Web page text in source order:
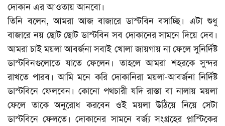
দোকান এর আওতায় আনবো।
তিনি বলেন, আমরা আজ বাজারে ডাস্টবিন বসাচ্ছি। এটা শুধু
বাজারে নয় ছোট ছোট ডাস্টবিন সব দোকানের সামনে দিয়ে দেব।
আমরা চাই ময়লা আবর্জনা সবাই খোলা জায়গায় না ফেলে সুনির্দিষ্ট
ডাস্টবিনগুলোতে যাতে ফেলেন। তাহলে আমরা শহরকে সুন্দর
রাখতে পারব। আমি মনে করি দোকানিরা ময়লা-আবর্জনা নির্দিষ্ট
ডাস্টবিনে ফেলবেন। কোনো পথচারী যদি রাস্তা বা নালায় ময়লা
ফেলে তাকে অনুরোধ করবেন ওই ময়লা উঠিয়ে নিয়ে সেটা
ডাস্টবিনে ফেলতে। দোকানের সামনে বর্জ্য সংগ্রহের প্লাস্টিকের